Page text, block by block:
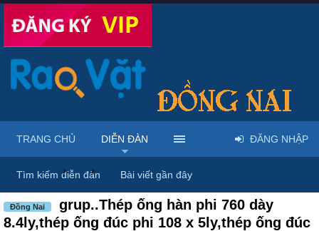
Diễn đàn ... Rao vặt tổng hợp - Uy tín - Miễn phí
Đồng Nai
grup..Thép ống hàn phi 760 dày
8.4ly,thép ống đúc phi 108 x 5ly,thép ống đúc
TRANG CHỦ DIỄN ĐÀN
Tìm kiếm diễn đàn Bài viết gần đây
ĐĂNG NHẬP